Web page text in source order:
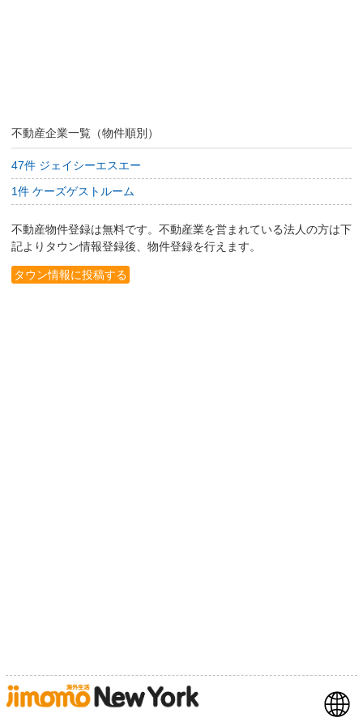
不動産企業一覧（物件順別）
47件 ジェイシーエスエー
1件 ケーズゲストルーム
不動産物件登録は無料です。不動産業を営まれている法人の方は下
記よりタウン情報登録後、物件登録を行えます。
タウン情報に投稿する